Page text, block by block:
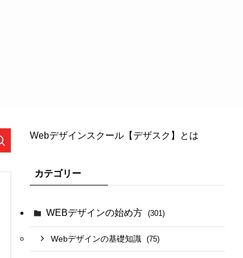
Webデザインスクール【デザスク】とは
カテゴリー
WEBデザインの始め方 (301)
Webデザインの基礎知識 (75)